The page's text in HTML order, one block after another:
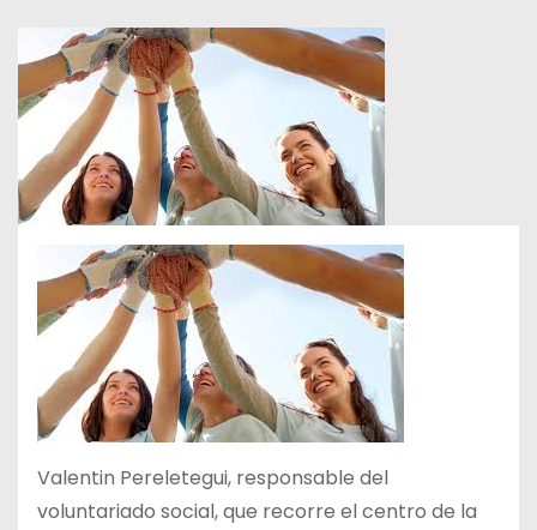
Valentin Pereletegui, responsable del
voluntariado social, que recorre el centro de la